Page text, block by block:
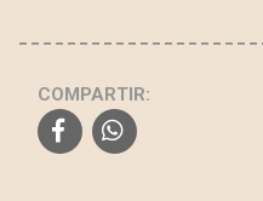
COMPARTIR: